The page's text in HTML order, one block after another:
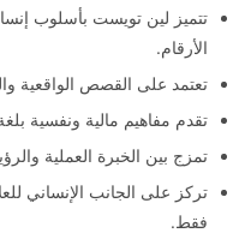
تتميز لين تويست بأسلوب
الأرقام.
تعتمد على القصص الواقعية
تقدم مفاهيم مالية ونفسية
تمزج بين الخبرة العملية
تركز على الجانب الإنساني
فقط.